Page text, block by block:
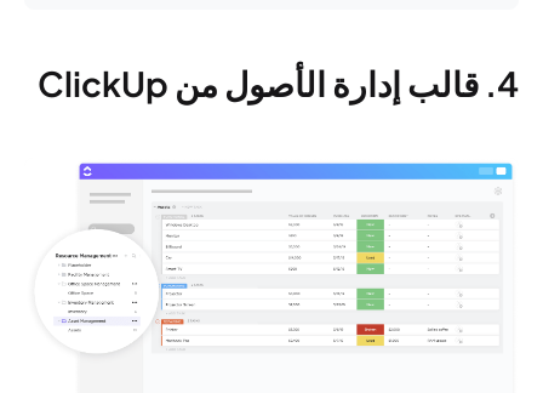
4. قالب إدارة الأصول من ClickUp